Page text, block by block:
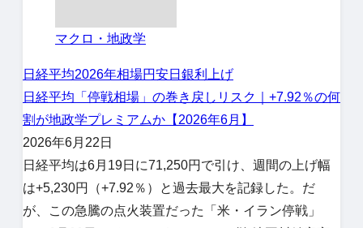
マクロ・地政学
日経平均2026年相場円安日銀利上げ
日経平均「停戦相場」の巻き戻しリスク｜+7.92％の何
割が地政学プレミアムか【2026年6月】
2026年6月22日
日経平均は6月19日に71,250円で引け、週間の上げ幅
は+5,230円（+7.92％）と過去最大を記録した。だ
が、この急騰の点火装置だった「米・イラン停戦」